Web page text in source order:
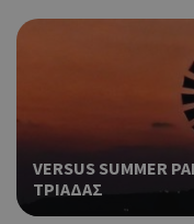
VERSUS SUMMER
ΤΡΙΑΔΑΣ